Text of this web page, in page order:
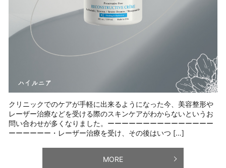
クリニックでのケアが手軽に出来るようになった今、美容整形や
レーザー治療などを受ける際のスキンケアがわからないというお
問い合わせが多くなりました。ーーーーーーーーーーーーーーー
ーーーーーー・レーザー治療を受け、その後はいつ […]
MORE